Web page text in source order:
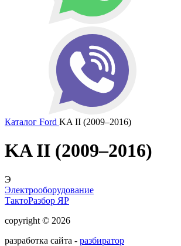
Каталог Ford KA II (2009–2016)
KA II (2009–2016)
Э
Электрооборудование
ТактоРазбор ЯР
copyright © 2026
разработка сайта - разбиратор